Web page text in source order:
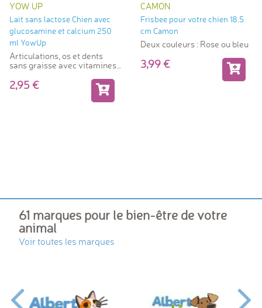
YOW UP
Lait sans lactose Chien avec
glucosamine et calcium 250
ml YowUp
Articulations, os et dents
sans graisse avec vitamines
2,95
CAMON
Frisbee pour votre chien 18.5
cm Camon
Deux couleurs : Rose ou bleu
3,99
61 marques pour le bien-être de votre
animal
Voir toutes les marques